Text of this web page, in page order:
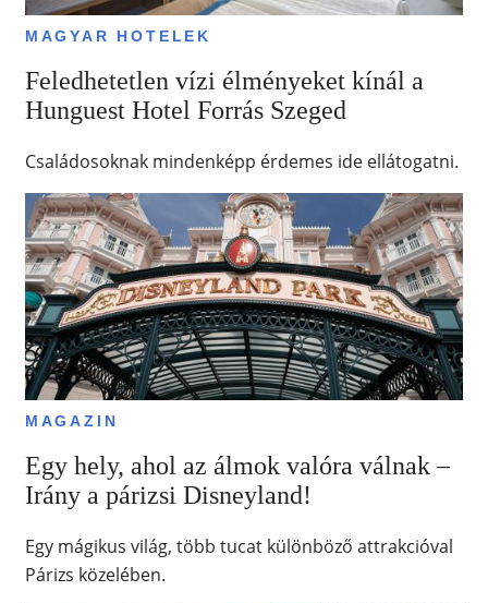
MAGYAR HOTELEK
Feledhetetlen vízi élményeket kínál a
Hunguest Hotel Forrás Szeged
Családosoknak mindenképp érdemes ide ellátogatni.
MAGAZIN
Egy hely, ahol az álmok valóra válnak –
Irány a párizsi Disneyland!
Egy mágikus világ, több tucat különböző attrakcióval
Párizs közelében.